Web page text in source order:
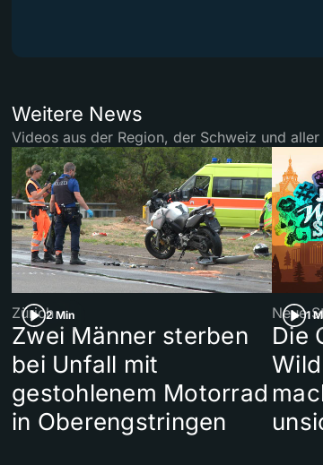
Weitere News
Videos aus der Region, der Schweiz und aller
2 Min
Zürich
Zwei Männer sterben
bei Unfall mit
gestohlenem Motorrad
in Oberengstringen
1
Neue
Die